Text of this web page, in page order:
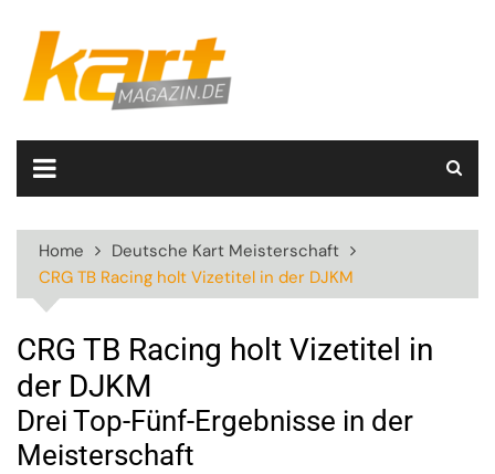
content
Home
Deutsche Kart Meisterschaft
CRG TB Racing holt Vizetitel in der DJKM
CRG TB Racing holt Vizetitel in
der DJKM
Drei Top-Fünf-Ergebnisse in der
Meisterschaft